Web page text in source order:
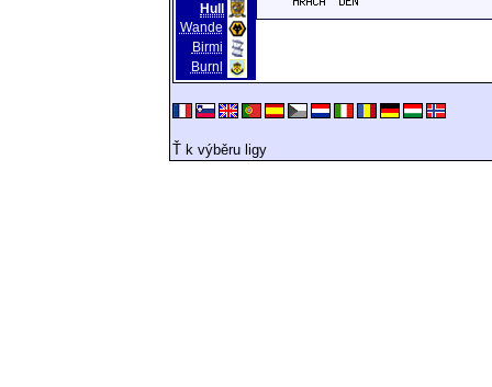
Hull
Wande
Birmi
Burnl
Ť k výběru ligy